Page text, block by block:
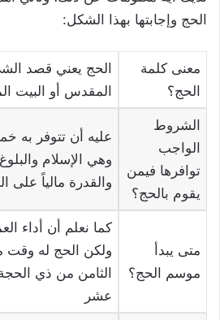
الحج وإجابتها بهذا الشكل:
معنى كلمة
الحج؟
الحج يعني قصد
المقدس أو البيت
الشروط
الواجب
توافرها فيمن
يقوم بالحج؟
عليه أن تتوفر به
وهي الإسلام
والقدرة مالياً على
متى يبدأ
موسم الحج؟
كما نعلم أن أداء
ولكن الحج له وقت
الثامن من ذي
عشر